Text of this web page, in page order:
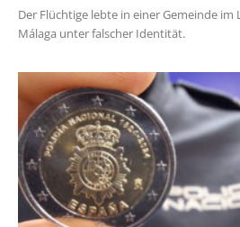
Der Flüchtige lebte in einer Gemeinde
Málaga unter falscher Identität.